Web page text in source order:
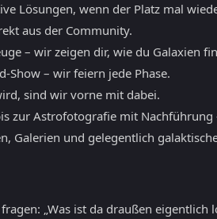
Lösungen, wenn der Platz mal
aus der Community.
– wir zeigen dir, wie du Galaxien
Show – wir feiern jede Phase.
sind wir vorne mit dabei.
zur Astrofotografie mit
Galerien und gelegentlich
„Was ist da draußen eigentlich